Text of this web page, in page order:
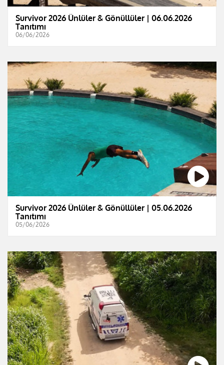
Survivor 2026 Ünlüler & Gönüllüler | 06.06.2026
Tanıtımı
06/06/2026
Survivor 2026 Ünlüler & Gönüllüler | 05.06.2026
Tanıtımı
05/06/2026